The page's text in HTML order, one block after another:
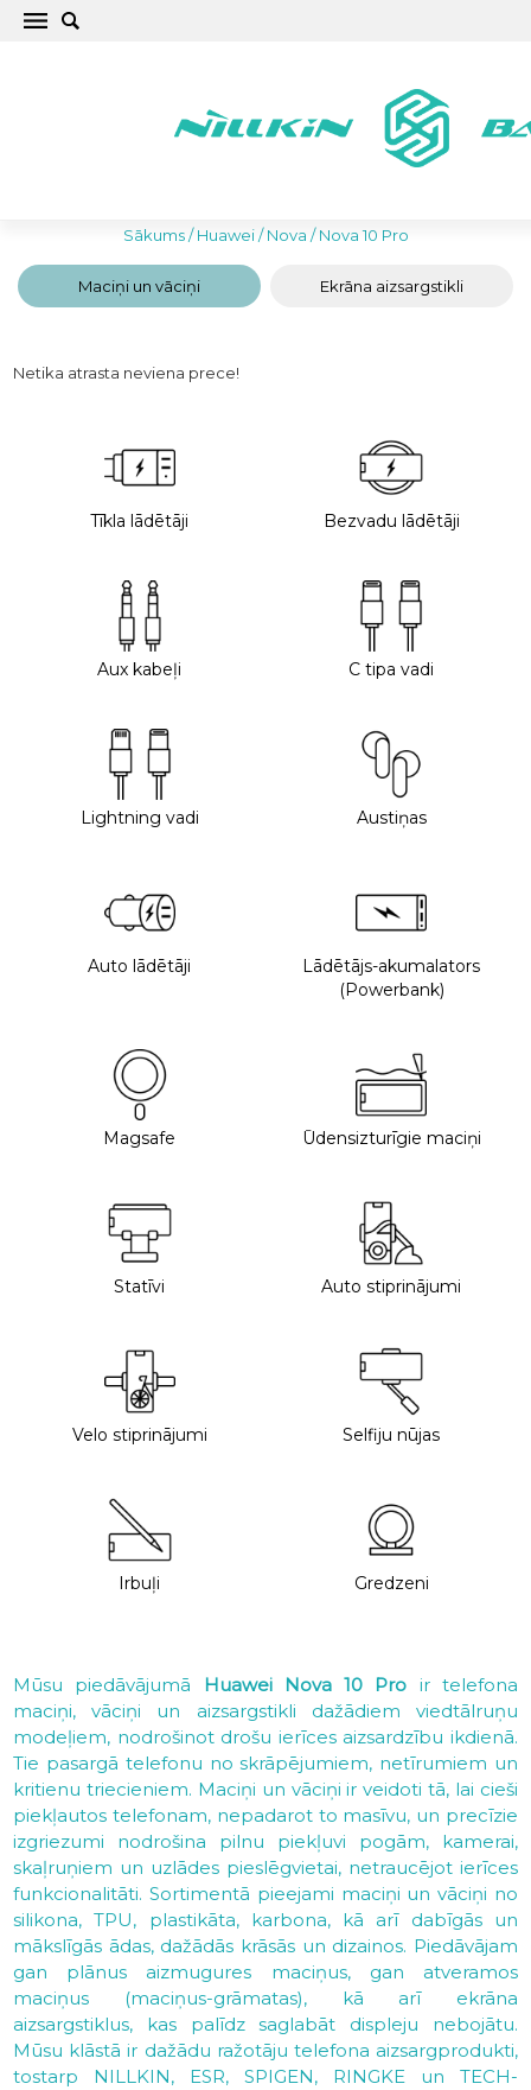
Sākums/Huawei/Nova /Nova 10 Pro
Maciņi un vāciņi Ekrāna aizsargstikli
Netika atrasta neviena prece!
Tīkla lādētāji Bezvadu lādētāji
Aux kabeļi C tipa vadi
Lightning vadi Austiņas
Auto lādētāji
Lādētājs-akumalators
(Powerbank)
Magsafe Ūdensizturīgie maciņi
Statīvi Auto stiprinājumi
Velo stiprinājumi Selfiju nūjas
Irbuļi Gredzeni
Mūsu piedāvājumā Huawei Nova 10 Pro ir telefona
maciņi, vāciņi un aizsargstikli dažādiem viedtālruņu
modeļiem, nodrošinot drošu ierīces aizsardzību ikdienā.
Tie pasargā telefonu no skrāpējumiem, netīrumiem un
kritienu triecieniem. Maciņi un vāciņi ir veidoti tā, lai cieši
piekļautos telefonam, nepadarot to masīvu, un precīzie
izgriezumi nodrošina pilnu piekļuvi pogām, kamerai,
skaļruņiem un uzlādes pieslēgvietai, netraucējot ierīces
funkcionalitāti. Sortimentā pieejami maciņi un vāciņi no
silikona, TPU, plastikāta, karbona, kā arī dabīgās un
mākslīgās ādas, dažādās krāsās un dizainos. Piedāvājam
gan plānus aizmugures maciņus, gan atveramos
maciņus (maciņus-grāmatas), kā arī ekrāna
aizsargstiklus, kas palīdz saglabāt displeju nebojātu.
Mūsu klāstā ir dažādu ražotāju telefona aizsargprodukti,
tostarp NILLKIN, ESR, SPIGEN, RINGKE un TECH-